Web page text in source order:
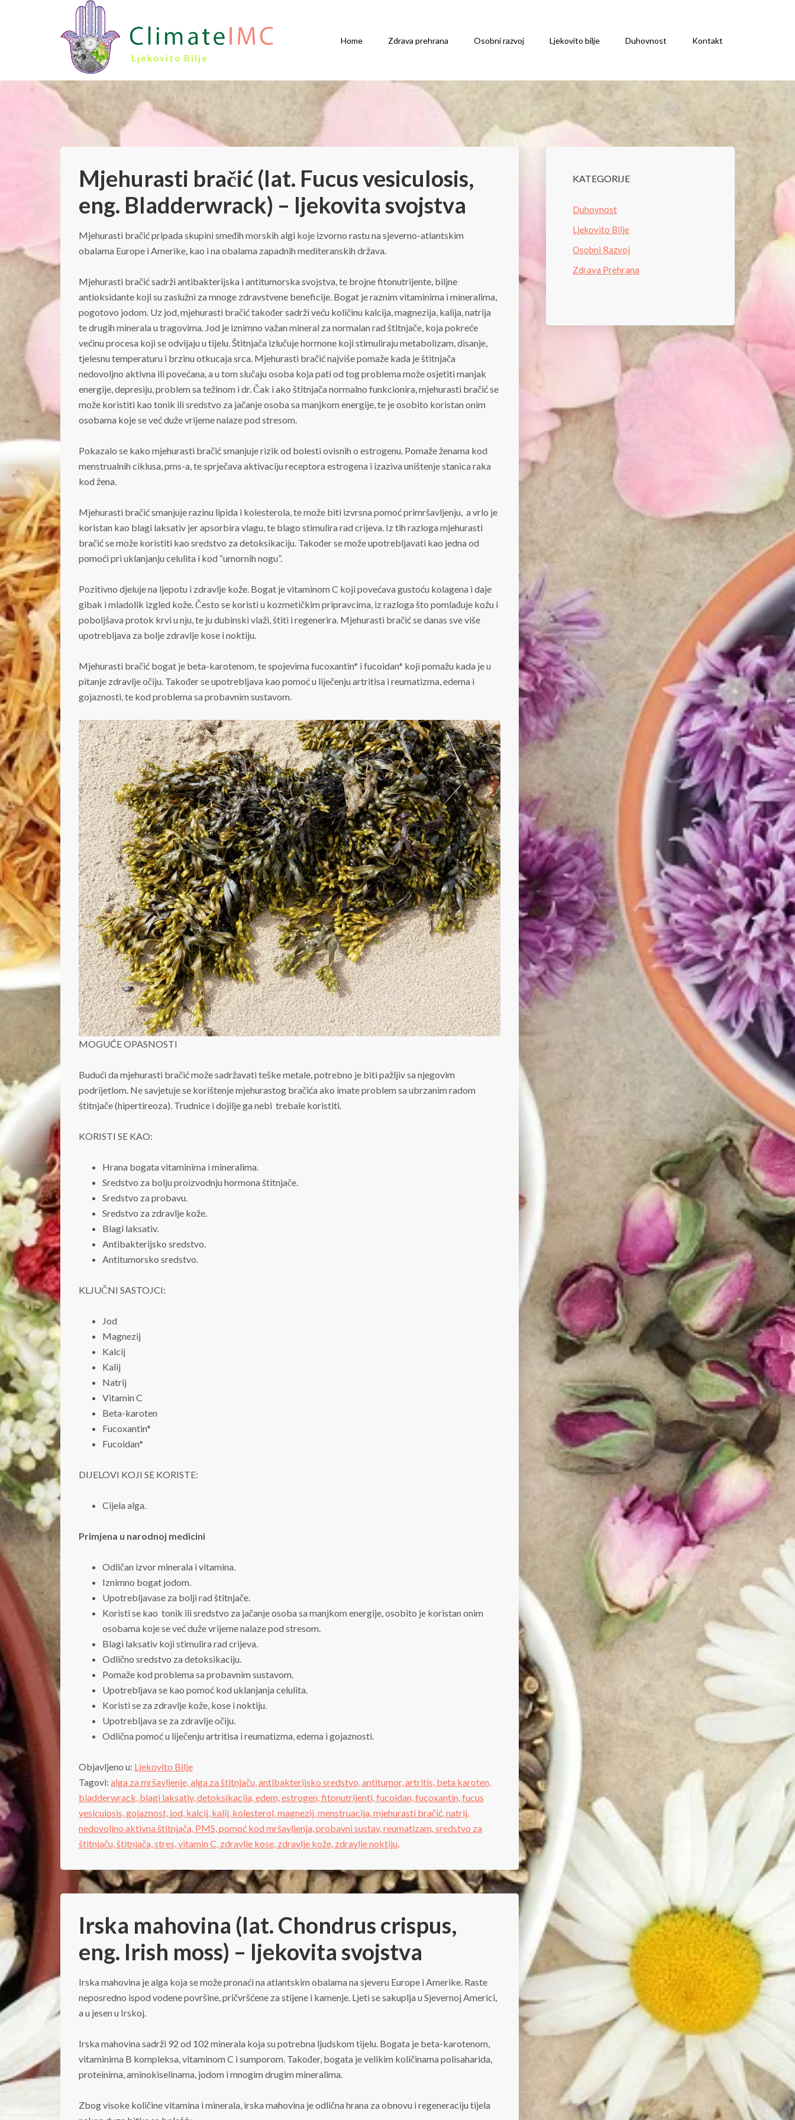
Ljekovito Bilje
Home Zdrava prehrana Osobni razvoj Ljekovito bilje Duhovnost Kontakt
Mjehurasti bračić (lat. Fucus vesiculosis,
eng. Bladderwrack) – ljekovita svojstva
Mjehurasti bračić pripada skupini smeđih morskih algi koje izvorno rastu na sjeverno-atlantskim
obalama Europe i Amerike, kao i na obalama zapadnih mediteranskih država.
Mjehurasti bračić sadrži antibakterijska i antitumorska svojstva, te brojne fitonutrijente, biljne
antioksidante koji su zaslužni za mnoge zdravstvene beneficije. Bogat je raznim vitaminima i mineralima,
pogotovo jodom. Uz jod, mjehurasti bračić također sadrži veću količinu kalcija, magnezija, kalija, natrija
te drugih minerala u tragovima. Jod je iznimno važan mineral za normalan rad štitnjače, koja pokreće
većinu procesa koji se odvijaju u tijelu. Štitnjača izlučuje hormone koji stimuliraju metabolizam, disanje,
tjelesnu temperaturu i brzinu otkucaja srca. Mjehurasti bračić najviše pomaže kada je štitnjača
nedovoljno aktivna ili povećana, a u tom slučaju osoba koja pati od tog problema može osjetiti manjak
energije, depresiju, problem sa težinom i dr. Čak i ako štitnjača normalno funkcionira, mjehurasti bračić se
može koristiti kao tonik ili sredstvo za jačanje osoba sa manjkom energije, te je osobito koristan onim
osobama koje se već duže vrijeme nalaze pod stresom.
Pokazalo se kako mjehurasti bračić smanjuje rizik od bolesti ovisnih o estrogenu. Pomaže ženama kod
menstrualnih ciklusa, pms-a, te sprječava aktivaciju receptora estrogena i izaziva uništenje stanica raka
kod žena.
Mjehurasti bračić smanjuje razinu lipida i kolesterola, te može biti izvrsna pomoć primršavljenju, a vrlo je
koristan kao blagi laksativ jer apsorbira vlagu, te blago stimulira rad crijeva. Iz tih razloga mjehurasti
bračić se može koristiti kao sredstvo za detoksikaciju. Također se može upotrebljavati kao jedna od
pomoći pri uklanjanju celulita i kod “umornih nogu”.
Pozitivno djeluje na ljepotu i zdravlje kože. Bogat je vitaminom C koji povećava gustoću kolagena i daje
gibak i mladolik izgled kože. Često se koristi u kozmetičkim pripravcima, iz razloga što pomlađuje kožu i
poboljšava protok krvi u nju, te ju dubinski vlaži, štiti i regenerira. Mjehurasti bračić se danas sve više
upotrebljava za bolje zdravlje kose i noktiju.
Mjehurasti bračić bogat je beta-karotenom, te spojevima fucoxantin* i fucoidan* koji pomažu kada je u
pitanje zdravlje očiju. Također se upotrebljava kao pomoć u liječenju artritisa i reumatizma, edema i
gojaznosti, te kod problema sa probavnim sustavom.
MOGUĆE OPASNOSTI
Budući da mjehurasti bračić može sadržavati teške metale, potrebno je biti pažljiv sa njegovim
podrijetlom. Ne savjetuje se korištenje mjehurastog bračića ako imate problem sa ubrzanim radom
štitnjače (hipertireoza). Trudnice i dojilje ga nebi trebale koristiti.
KORISTI SE KAO:
Hrana bogata vitaminima i mineralima.
Sredstvo za bolju proizvodnju hormona štitnjače.
Sredstvo za probavu.
Sredstvo za zdravlje kože.
Blagi laksativ.
Antibakterijsko sredstvo.
Antitumorsko sredstvo.
KLJUČNI SASTOJCI:
Jod
Magnezij
Kalcij
Kalij
Natrij
Vitamin C
Beta-karoten
Fucoxantin*
Fucoidan*
DIJELOVI KOJI SE KORISTE:
Cijela alga.
Primjena u narodnoj medicini
Odličan izvor minerala i vitamina.
Iznimno bogat jodom.
Upotrebljavase za bolji rad štitnjače.
Koristi se kao tonik ili sredstvo za jačanje osoba sa manjkom energije, osobito je koristan onim
osobama koje se već duže vrijeme nalaze pod stresom.
Blagi laksativ koji stimulira rad crijeva.
Odlično sredstvo za detoksikaciju.
Pomaže kod problema sa probavnim sustavom.
Upotrebljava se kao pomoć kod uklanjanja celulita.
Koristi se za zdravlje kože, kose i noktiju.
Upotrebljava se za zdravlje očiju.
Odlična pomoć u liječenju artritisa i reumatizma, edema i gojaznosti.
Objavljeno u: Ljekovito Bilje
Tagovi: alga za mršavljenje,alga za štitnjaču,antibakterijsko sredstvo,antitumor,artritis, beta karoten,
bladderwrack, blagi laksativ,detoksikacija,edem,estrogen,fitonutrijenti,fucoidan,fucoxantin,fucus
vesiculosis,gojaznost, jod, kalcij, kalij, kolesterol,magnezij,menstruacija,mjehurasti bračić,natrij,
nedovoljno aktivna štitnjača, PMS,pomoć kod mršavljenja,probavni sustav,reumatizam,sredstvo za
štitnjaču,štitnjača,stres,vitamin C, zdravlje kose, zdravlje kože, zdravlje noktiju,
Irska mahovina (lat. Chondrus crispus,
eng. Irish moss) – ljekovita svojstva
Irska mahovina je alga koja se može pronaći na atlantskim obalama na sjeveru Europe i Amerike. Raste
neposredno ispod vodene površine, pričvršćene za stijene i kamenje. Ljeti se sakuplja u Sjevernoj Americi,
a u jesen u Irskoj.
Irska mahovina sadrži 92 od 102 minerala koja su potrebna ljudskom tijelu. Bogata je beta-karotenom,
vitaminima B kompleksa, vitaminom C i sumporom. Također, bogata je velikim količinama polisaharida,
proteinima, aminokiselinama, jodom i mnogim drugim mineralima.
Zbog visoke količine vitamina i minerala, irska mahovina je odlična hrana za obnovu i regeneraciju tijela
KATEGORIJE
Duhovnost
Ljekovito Bilje
Osobni Razvoj
Zdrava Prehrana